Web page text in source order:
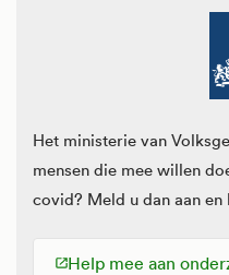
Het ministerie van
mensen die mee willen
covid? Meld u dan aan
Help mee aan